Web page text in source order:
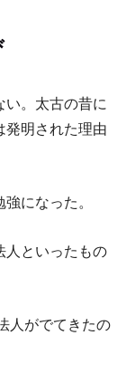
い。太古の昔に
発明された理由
になった。
人といったもの
人がでてきたの